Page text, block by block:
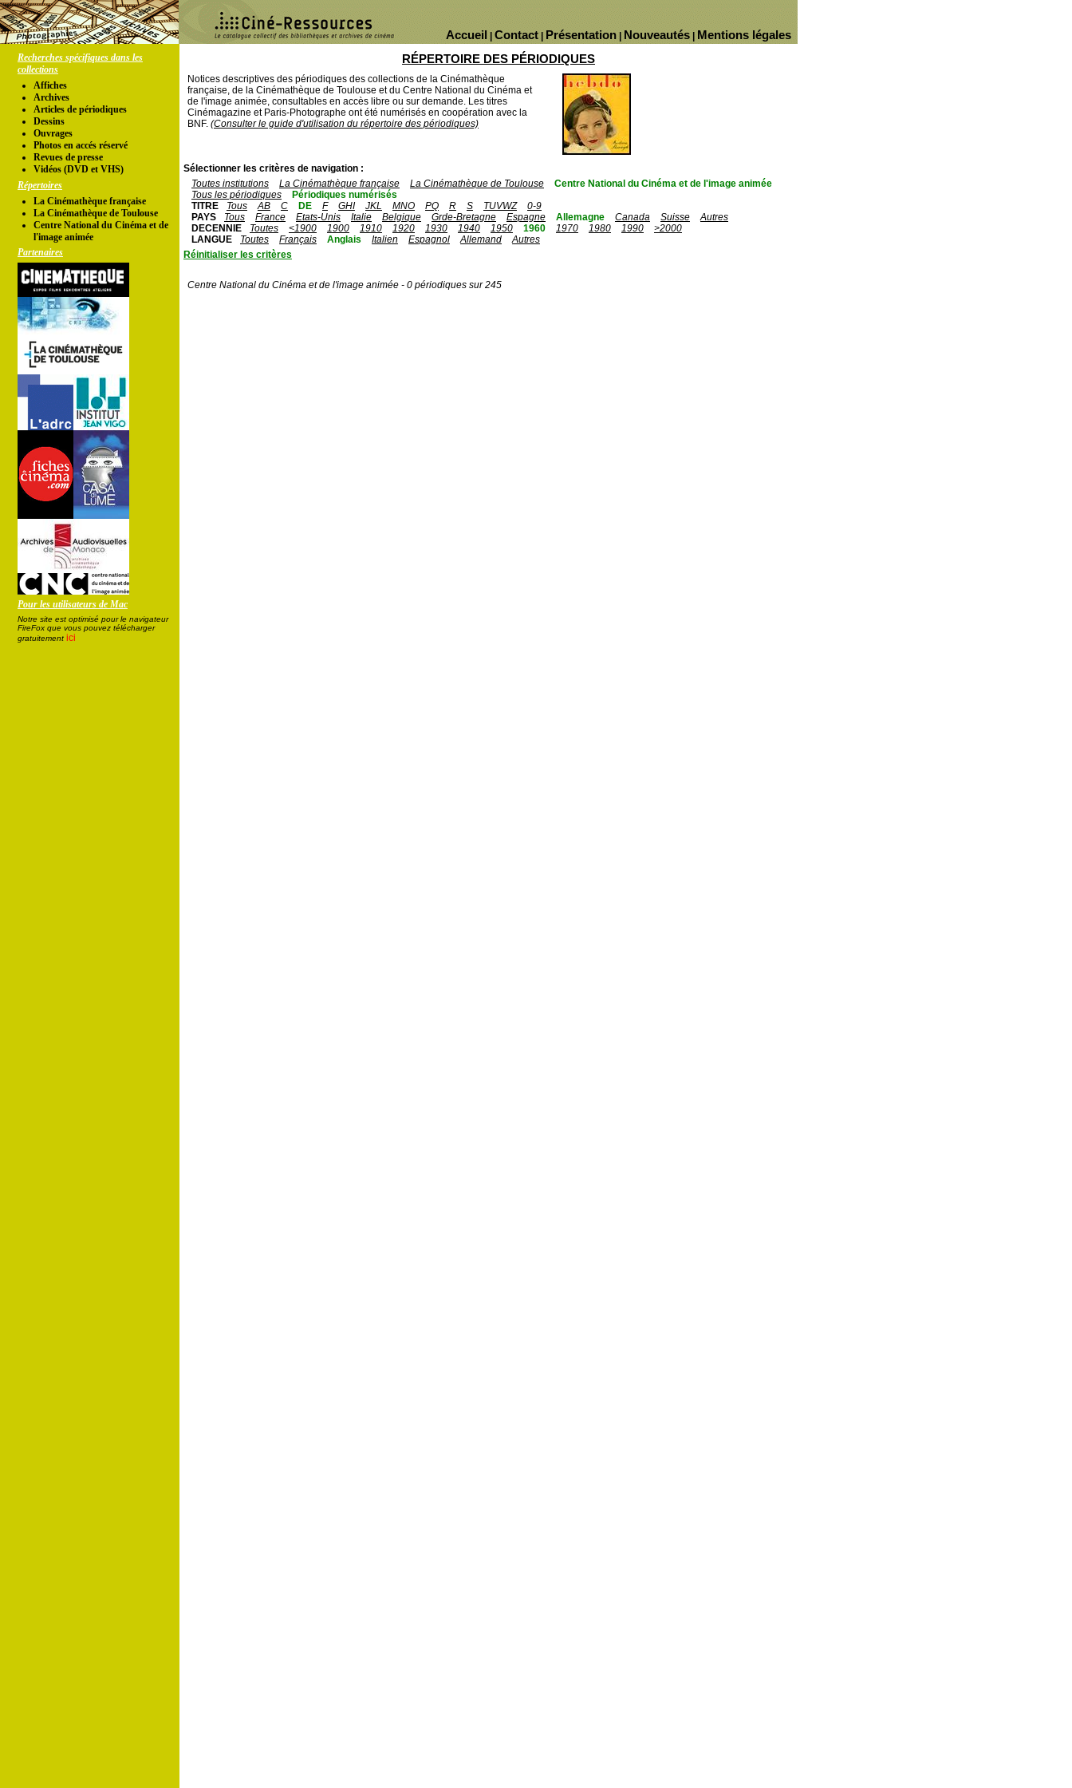
Mentions légales
Nouveautés
Présentation
Contact
Accueil
Recherches spécifiques dans les
collections
Affiches
Archives
Articles de périodiques
Dessins
Ouvrages
Photos en accés réservé
Revues de presse
Vidéos (DVD et VHS)
Répertoires
La Cinémathèque française
La Cinémathèque de Toulouse
Centre National du Cinéma et de
l'image animée
Partenaires
Pour les utilisateurs de Mac
Notre site est optimisé pour le navigateur
FireFox que vous pouvez télécharger
gratuitement ici
RÉPERTOIRE DES PÉRIODIQUES
Notices descriptives des périodiques des collections de la Cinémathèque
française, de la Cinémathèque de Toulouse et du Centre National du Cinéma et
de l'image animée, consultables en accès libre ou sur demande. Les titres
Cinémagazine et Paris-Photographe ont été numérisés en coopération avec la
BNF. (Consulter le guide d'utilisation du répertoire des périodiques)
Sélectionner les critères de navigation :
Toutes institutions
La Cinémathèque française La Cinémathèque de Toulouse
Centre National du Cinéma et de l'image animée
Tous les périodiques
Périodiques numérisés
TITRE
Tous AB C DE F GHI JKL MNO PQ R S TUVWZ
0-9
PAYS
Tous France Etats-Unis Italie Belgique Grde-Bretagne Espagne Allemagne Canada Suisse
Autres
DECENNIE
Toutes <1900 1900 1910 1920 1930 1940 1950 1960 1970 1980 1990
>2000
LANGUE
Toutes Français Anglais Italien Espagnol Allemand
Autres
Réinitialiser les critères
Centre National du Cinéma et de l'image animée - 0 périodiques sur 245